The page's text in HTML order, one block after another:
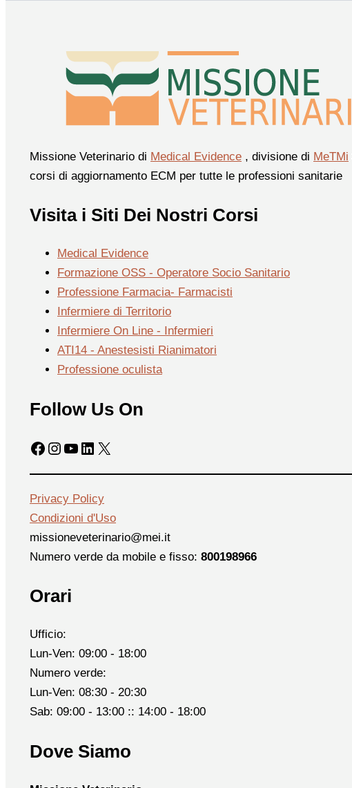
Missione Veterinario di Medical Evidence , divisione di MeTMi
corsi di aggiornamento ECM per tutte le professioni sanitarie
Visita i Siti Dei Nostri Corsi
Medical Evidence
Formazione OSS - Operatore Socio Sanitario
Professione Farmacia- Farmacisti
Infermiere di Territorio
Infermiere On Line - Infermieri
ATI14 - Anestesisti Rianimatori
Professione oculista
Follow Us On
Facebook
Instagram
YouTube
LinkedIn
X
Privacy Policy
Condizioni d'Uso
missioneveterinario@mei.it
Numero verde da mobile e fisso: 800198966
Orari
Ufficio:
Lun-Ven: 09:00 - 18:00
Numero verde:
Lun-Ven: 08:30 - 20:30
Sab: 09:00 - 13:00 :: 14:00 - 18:00
Dove Siamo